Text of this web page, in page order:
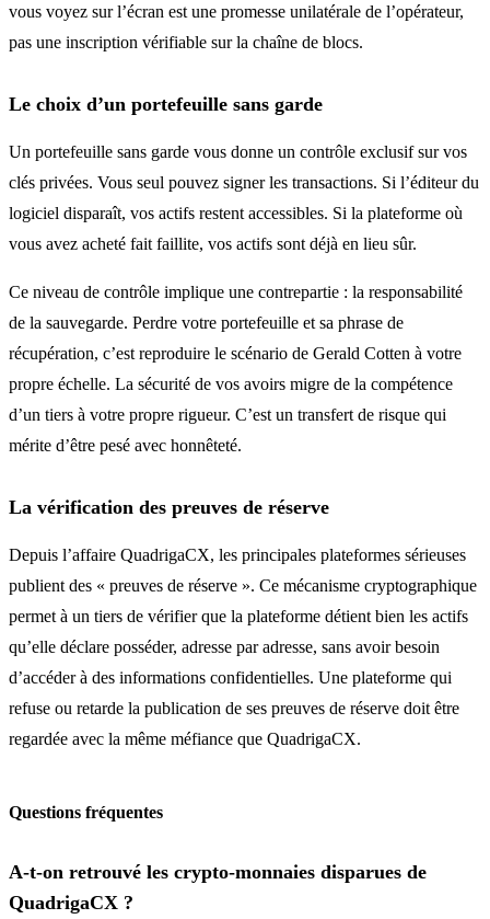
vous voyez sur l’écran est une promesse unilatérale de l’opérateur,
pas une inscription vérifiable sur la chaîne de blocs.
Le choix d’un portefeuille sans garde
Un portefeuille sans garde vous donne un contrôle exclusif sur vos
clés privées. Vous seul pouvez signer les transactions. Si l’éditeur du
logiciel disparaît, vos actifs restent accessibles. Si la plateforme où
vous avez acheté fait faillite, vos actifs sont déjà en lieu sûr.
Ce niveau de contrôle implique une contrepartie : la responsabilité
de la sauvegarde. Perdre votre portefeuille et sa phrase de
récupération, c’est reproduire le scénario de Gerald Cotten à votre
propre échelle. La sécurité de vos avoirs migre de la compétence
d’un tiers à votre propre rigueur. C’est un transfert de risque qui
mérite d’être pesé avec honnêteté.
La vérification des preuves de réserve
Depuis l’affaire QuadrigaCX, les principales plateformes sérieuses
publient des « preuves de réserve ». Ce mécanisme cryptographique
permet à un tiers de vérifier que la plateforme détient bien les actifs
qu’elle déclare posséder, adresse par adresse, sans avoir besoin
d’accéder à des informations confidentielles. Une plateforme qui
refuse ou retarde la publication de ses preuves de réserve doit être
regardée avec la même méfiance que QuadrigaCX.
Questions fréquentes
A-t-on retrouvé les crypto-monnaies disparues de
QuadrigaCX ?